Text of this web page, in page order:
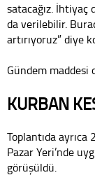
satacağız. İhtiyaç
da verilebilir.
artırıyoruz” diye
Gündem maddesi
KURBAN
Toplantıda ayrıca
Pazar Yeri’nde
görüşüldü.